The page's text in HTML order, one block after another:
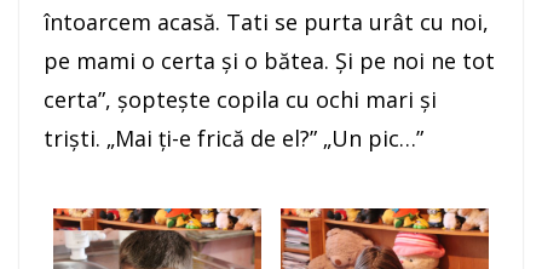
întoarcem acasă. Tati se purta urât cu noi,
pe mami o certa şi o bătea. Şi pe noi ne tot
certa”, şopteşte copila cu ochi mari şi
trişti. „Mai ţi-e frică de el?” „Un pic…”